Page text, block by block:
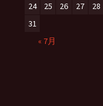
24
25 26 27 28
31
« 7月